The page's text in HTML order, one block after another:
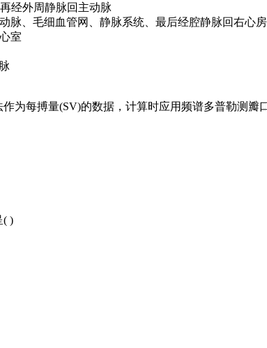
经外周静脉回主动脉
脉、毛细血管网、静脉系统、最后经腔静脉回右心房
室
为每搏量(SV)的数据，计算时应用频谱多普勒测瓣
( )